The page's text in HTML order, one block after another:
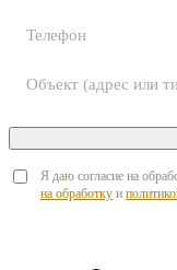
Я даю согласие на
на обработку и